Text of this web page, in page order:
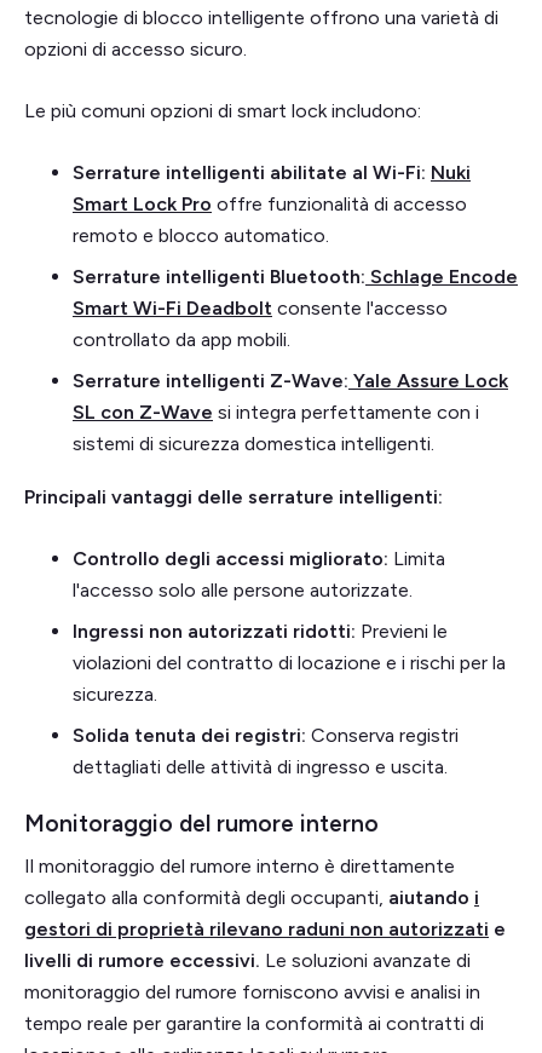
tecnologie di blocco intelligente offrono una varietà di
opzioni di accesso sicuro.
Le più comuni opzioni di smart lock includono:
Serrature intelligenti abilitate al Wi-Fi: Nuki
Smart Lock Pro offre funzionalità di accesso
remoto e blocco automatico.
Serrature intelligenti Bluetooth: Schlage Encode
Smart Wi-Fi Deadbolt consente l'accesso
controllato da app mobili.
Serrature intelligenti Z-Wave: Yale Assure Lock
SL con Z-Wave si integra perfettamente con i
sistemi di sicurezza domestica intelligenti.
Principali vantaggi delle serrature intelligenti:
Controllo degli accessi migliorato: Limita
l'accesso solo alle persone autorizzate.
Ingressi non autorizzati ridotti: Previeni le
violazioni del contratto di locazione e i rischi per la
sicurezza.
Solida tenuta dei registri: Conserva registri
dettagliati delle attività di ingresso e uscita.
Monitoraggio del rumore interno
Il monitoraggio del rumore interno è direttamente
collegato alla conformità degli occupanti, aiutando i
gestori di proprietà rilevano raduni non autorizzati e
livelli di rumore eccessivi. Le soluzioni avanzate di
monitoraggio del rumore forniscono avvisi e analisi in
tempo reale per garantire la conformità ai contratti di